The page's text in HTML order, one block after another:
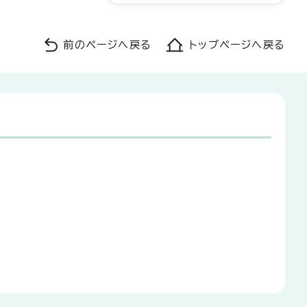
前のページへ戻る トップページへ戻る